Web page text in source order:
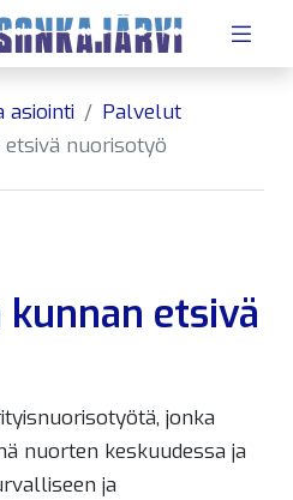
asiointi
Palvelut
etsivä nuorisotyö
kunnan etsivä
jonka
nuorten keskuudessa ja
ja